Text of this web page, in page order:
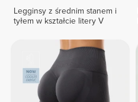
Legginsy z średnim stanem i
tyłem w kształcie litery V